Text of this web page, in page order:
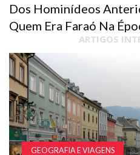
Dos Hominídeos
Quem Era Faraó Na
ARTIGOS
GEOGRAFIA E VIAGENS